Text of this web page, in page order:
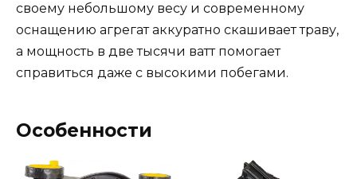
своему небольшому весу и современному
оснащению агрегат аккуратно скашивает траву,
а мощность в две тысячи ватт помогает
справиться даже с высокими побегами.
Особенности